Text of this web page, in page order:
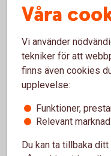
Testmiljön för
filer
Validex kan
sparbankernas
kontrollera att ISO
Våra
Vi använder
tekniker för att
finns även cookies
upplevelse:
Funktioner,
Relevant
Du kan ta tillbaka